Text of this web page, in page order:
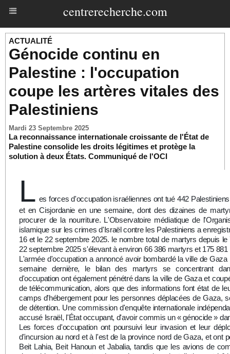
centrerecherche.com
ACTUALITÉ
Génocide continu en
Palestine : l'occupation
coupe les artères vitales des
Palestiniens
Mardi 23 Septembre 2025
La reconnaissance internationale croissante de l'État de
Palestine consolide les droits légitimes et protège la
solution à deux États. Communiqué de l'OCI
L es forces d'occupation israéliennes ont tué 442
et en Cisjordanie en une semaine, dont des dizaines de
procurer de la nourriture. L'Observatoire médiatique de
islamique sur les crimes d'Israël contre les Palestiniens a
16 et le 22 septembre 2025. le nombre total de martyrs depuis
22 septembre 2025 s'élevant à environ 66 386 martyrs et 175
L'armée d'occupation a annoncé avoir bombardé la ville de
semaine dernière, le bilan des martyrs se concentrant
d'occupation ont également pénétré dans la ville de Gaza et
de télécommunication, alors que des informations font état de
camps d'hébergement pour les personnes déplacées de Gaza,
de détention. Une commission d'enquête internationale
accusé Israël, l'État occupant, d'avoir commis un « génocide »
Les forces d'occupation ont poursuivi leur invasion et leur
d'incursion au nord et à l'est de la province nord de Gaza, et ont
Beit Lahia, Beit Hanoun et Jabalia, tandis que les avions de